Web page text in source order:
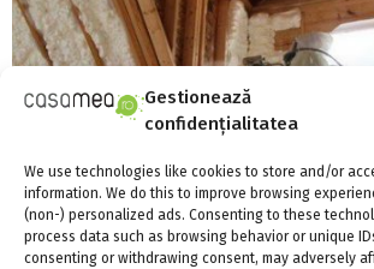
Gestionează
confidențialitatea
We use technologies like cookies to store and/or
information. We do this to improve browsing
(non-) personalized ads. Consenting to these
process data such as browsing behavior or unique
consenting or withdrawing consent, may adversely